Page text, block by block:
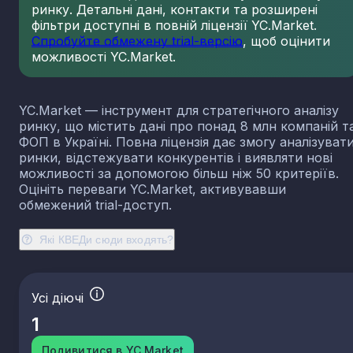
Які КВЕДи сюди входять?
ринку. Детальні дані, контакти та розширені
фільтри доступні в повній ліцензії YC.Market.
Спробуйте обмежену trial-версію, щоб оцінити
можливості YC.Market.
YC.Market — інструмент для стратегічного аналізу
ринку, що містить дані про понад 8 млн компаній
ФОП в Україні. Повна ліцензія дає змогу
ринки, відстежувати конкурентів і виявляти нові
можливості за допомогою більш ніж 50 критеріїв.
Оцініть переваги YC.Market, активувавши
обмежений trial-доступ.
Усі діючі
1
Подивитися в YC.Market
23.13 Виробництво порожнистого скла
23.14 Виробництво скловолокна
23.19 Виробництво й оброблення інших скляних
23.31 Виробництво керамічних плиток і плит
23.32 Виробництво цегли, черепиці та інших
виробів із випаленої глини
23.41
Виробництво господарських і декоративних
керамічних виробів
23.42
Виробництво керамічних санітарно-технічних
23.43 Виробництво керамічних електроізоляторів та
ізоляційної арматури
призначення
23.49 Виробництво інших керамічних виробів
23.52 Виробництво вапна та гіпсових сумішей